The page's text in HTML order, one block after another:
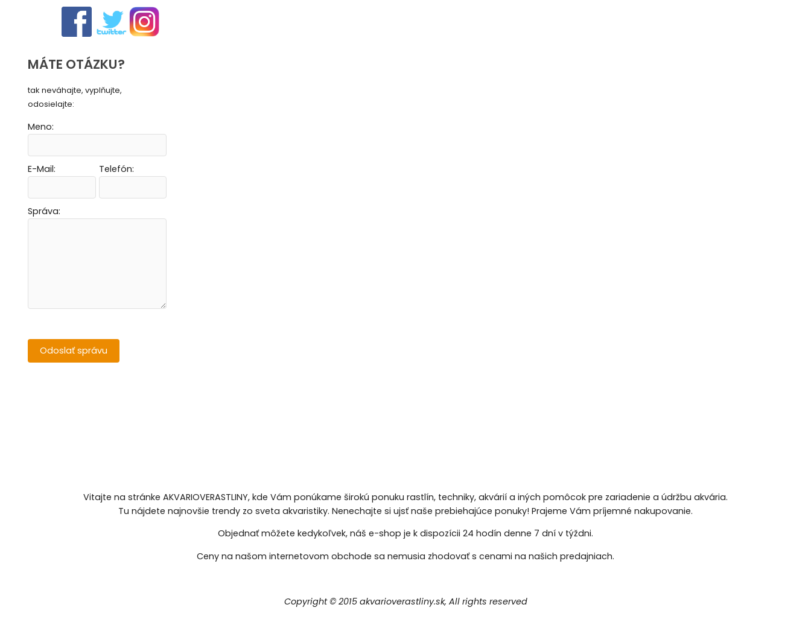
MÁTE OTÁZKU?
tak neváhajte, vyplňujte,
odosielajte:
Meno:
E-Mail:
Telefón:
Správa:
Vitajte na stránke AKVARIOVERASTLINY, kde Vám ponúkame širokú ponuku rastlín, techniky, akvárií a iných pomôcok pre zariadenie a údržbu akvária.
Tu nájdete najnovšie trendy zo sveta akvaristiky. Nenechajte si ujsť naše prebiehajúce ponuky! Prajeme Vám príjemné nakupovanie.
Objednať môžete kedykoľvek, náš e-shop je k dispozícii 24 hodín denne 7 dní v týždni.
Ceny na našom internetovom obchode sa nemusia zhodovať s cenami na našich predajniach.
Copyright © 2015 akvarioverastliny.sk, All rights reserved